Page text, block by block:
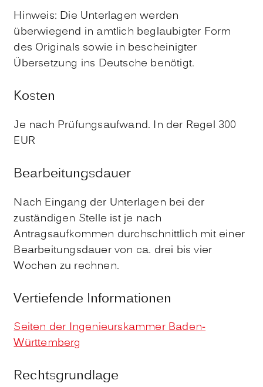
Hinweis: Die Unterlagen werden
überwiegend in amtlich beglaubigter Form
des Originals sowie in bescheinigter
Übersetzung ins Deutsche benötigt.
Kosten
Je nach Prüfungsaufwand. In der Regel 300
EUR
Bearbeitungsdauer
Nach Eingang der Unterlagen bei der
zuständigen Stelle ist je nach
Antragsaufkommen durchschnittlich mit einer
Bearbeitungsdauer von ca. drei bis vier
Wochen zu rechnen.
Vertiefende Informationen
Seiten der Ingenieurskammer Baden-
Württemberg
Rechtsgrundlage